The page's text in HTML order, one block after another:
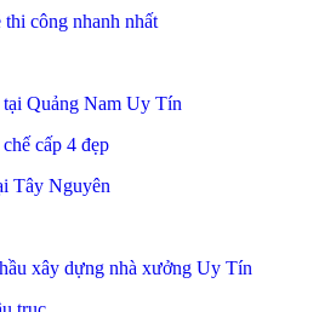
công nhanh nhất
Quảng Nam Uy Tín
Tây Nguyên
xây dựng nhà xưởng Uy Tín